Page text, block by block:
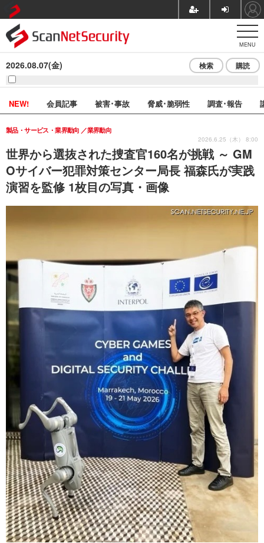
MENU
2026.08.07(金) 検索 購読
NEW! 会員記事 被害･事故 脅威･脆弱性 調査･報告
世界から選抜された捜査官160名が挑戦 ～ GM
Oサイバー犯罪対策センター局長 福森氏が実践
演習を監修 1枚目の写真・画像
製品・サービス・業界動向 業界動向
2026.6.25（木） 8:00